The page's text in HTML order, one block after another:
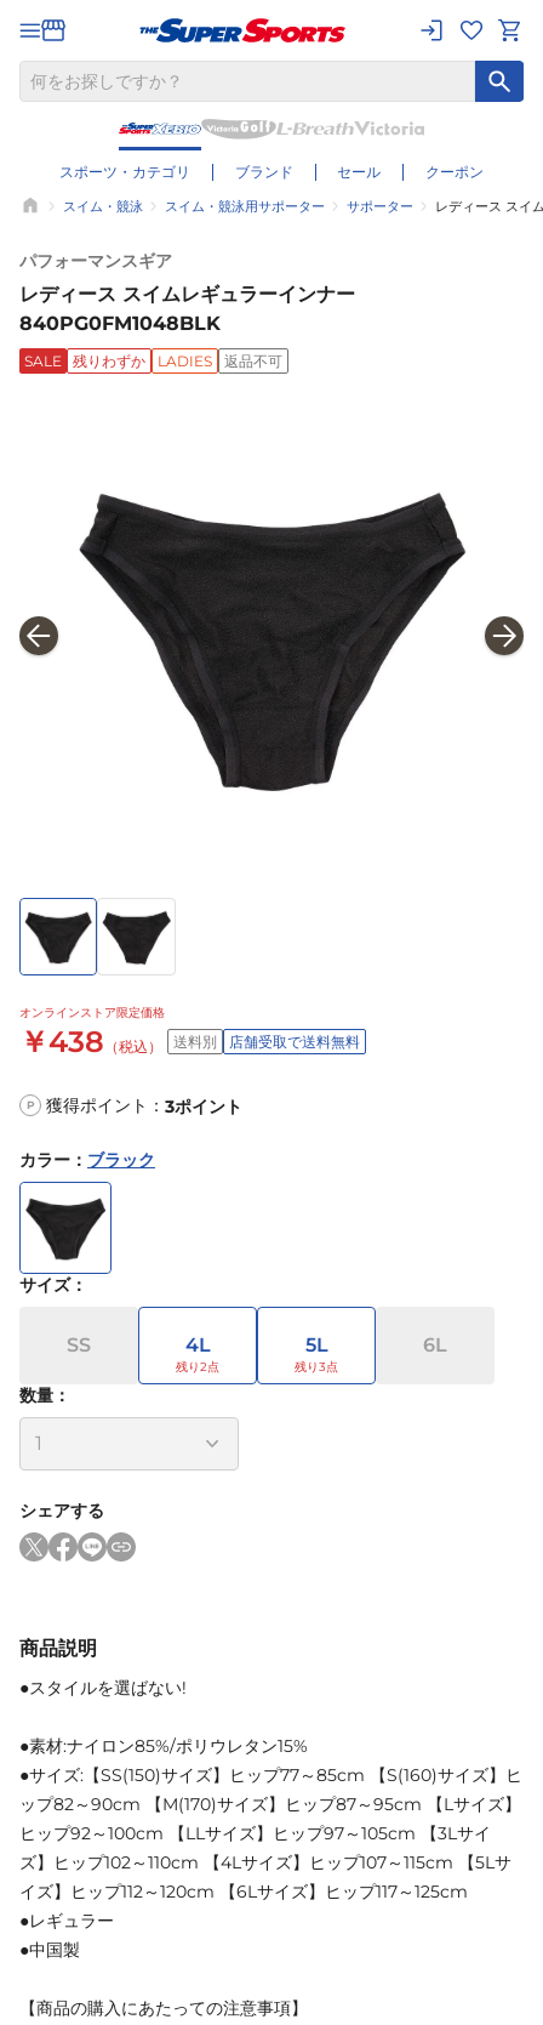
スポーツ・カテゴリ ブランド セール クーポン
スイム・競泳 スイム・競泳用サポーター サポーター レディース スイ
パフォーマンスギア
レディース スイムレギュラーインナー
840PG0FM1048BLK
SALE 残りわずか LADIES 返品不可
オンラインストア限定価格
￥438 （税込） 送料別 店舗受取で送料無料
P 獲得ポイント： 3ポイント
カラー ： ブラック
サイズ：
SS 4L 5L 6L
数量：
シェアする
商品説明
●スタイルを選ばない!
●素材:ナイロン85%/ポリウレタン15%
●サイズ:【SS(150)サイズ】ヒップ77～85cm 【S(160)サイズ】ヒ
ップ82～90cm 【M(170)サイズ】ヒップ87～95cm 【Lサイズ】
ヒップ92～100cm 【LLサイズ】ヒップ97～105cm 【3Lサイ
ズ】ヒップ102～110cm 【4Lサイズ】ヒップ107～115cm 【5Lサ
イズ】ヒップ112～120cm 【6Lサイズ】ヒップ117～125cm
●レギュラー
●中国製
【商品の購入にあたっての注意事項】